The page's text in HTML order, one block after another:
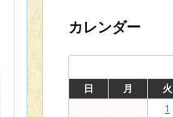
カレンダー
日
月 火
1